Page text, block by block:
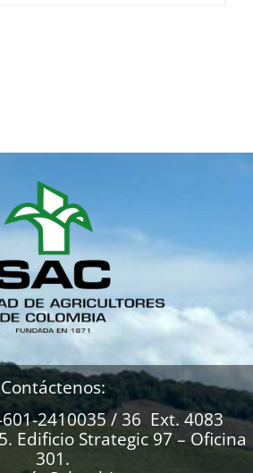
Contáctenos:
2410035 / 36 Ext. 4083
Edificio Strategic 97 – Oficina
301.